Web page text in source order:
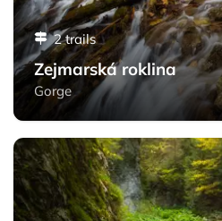
2 trails
Zejmarská roklina
Gorge
Sokolia dolina - Slovak Paradise